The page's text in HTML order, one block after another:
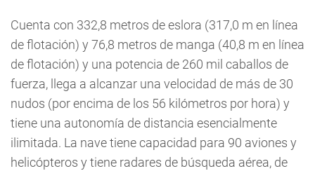
Cuenta con 332,8 metros de eslora (317,0 m en línea
de flotación) y 76,8 metros de manga (40,8 m en línea
de flotación) y una potencia de 260 mil caballos de
fuerza, llega a alcanzar una velocidad de más de 30
nudos (por encima de los 56 kilómetros por hora) y
tiene una autonomía de distancia esencialmente
ilimitada. La nave tiene capacidad para 90 aviones y
helicópteros y tiene radares de búsqueda aérea, de